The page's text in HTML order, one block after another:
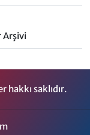
Arşivi
saklıdır.